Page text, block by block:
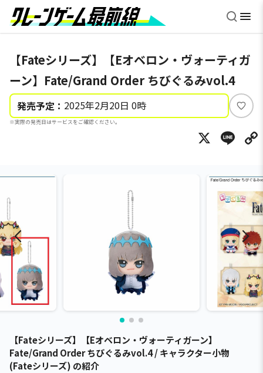
【Fateシリーズ】【Eオベロン・ヴォーティガ
ーン】Fate/Grand Order ちびぐるみvol.4
発売予定： 2025年2月20日 0時
※実際の発売日はサービスをご確認ください。
い
ね
X
【Fateシリーズ】【Eオベロン・ヴォーティガーン】
Fate/Grand Order ちびぐるみvol.4 / キャラクター小物
(Fateシリーズ) の紹介